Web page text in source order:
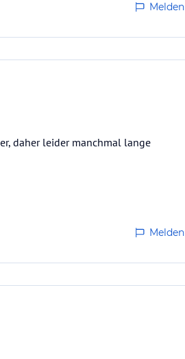
Melden
daher leider manchmal lange
Melden